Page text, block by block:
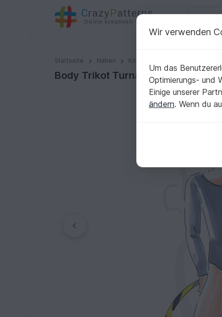
CrazyPatterns
Deine kreativen Ideen
Startseite Nähen Kinder
Body Trikot Turnanzug Gr. 152 Schnittmuster
Body Trikot Turnanzug Gr. 152
Wir verwenden
Um das
Optimierungs- und
Einige unserer
ändern. Wenn du